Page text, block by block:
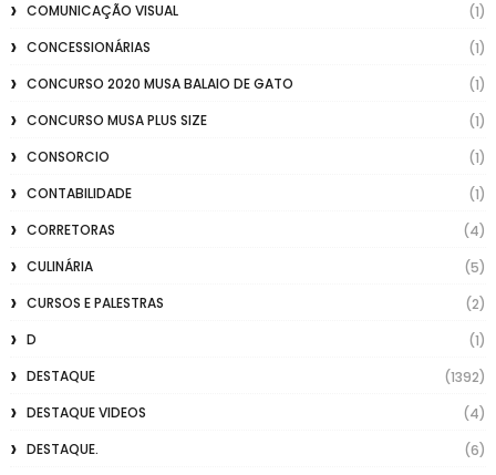
COMUNICAÇÃO VISUAL
(1)
CONCESSIONÁRIAS
(1)
CONCURSO 2020 MUSA BALAIO DE GATO
(1)
CONCURSO MUSA PLUS SIZE
(1)
CONSORCIO
(1)
CONTABILIDADE
(1)
CORRETORAS
(4)
CULINÁRIA
(5)
CURSOS E PALESTRAS
(2)
D
(1)
DESTAQUE
(1392)
DESTAQUE VIDEOS
(4)
DESTAQUE.
(6)